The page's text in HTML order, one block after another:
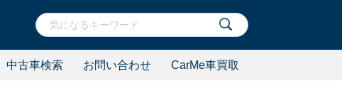
中古車検索 お問い合わせ CarMe車買取